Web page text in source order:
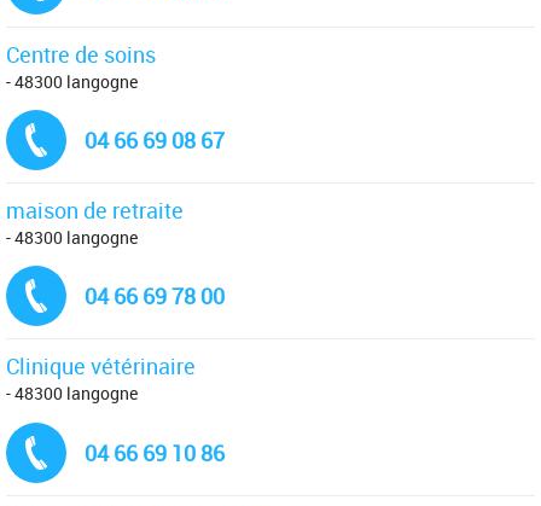
Centre de soins
- 48300 langogne
04 66 69 08 67
maison de retraite
- 48300 langogne
04 66 69 78 00
Clinique vétérinaire
- 48300 langogne
04 66 69 10 86